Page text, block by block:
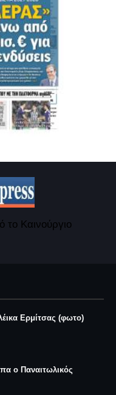
Καινούργιο
Ερμίτσας (φωτο)
ο Παναιτωλικός